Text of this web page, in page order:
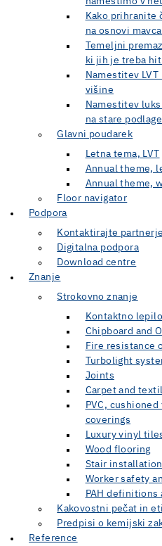
Kako prihranite
na osnovi
Temeljni
ki jih je treba
Namestitev
višine
Namestitev
na stare
Glavni poudarek
Letna tema, LVT
Annual theme,
Annual theme,
Floor navigator
Podpora
Kontaktirajte
Digitalna podpora
Download centre
Znanje
Strokovno znanje
Kontaktno lepilo
Chipboard and
Fire resistance
Turbolight
Joints
Carpet and
PVC,
coverings
Luxury vinyl
Wood flooring
Stair installation
Worker safety
PAH definitions
Kakovostni pečat in
Predpisi o kemijski
Reference